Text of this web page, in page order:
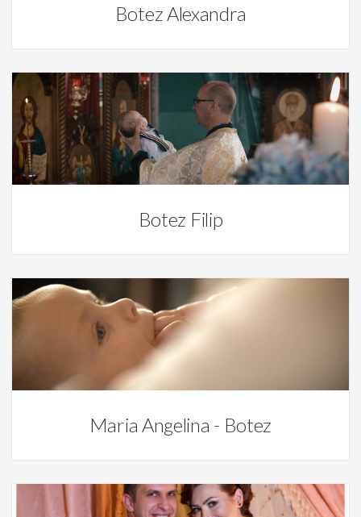
Botez Alexandra
Video
Botez Filip
Maria Angelina - Botez